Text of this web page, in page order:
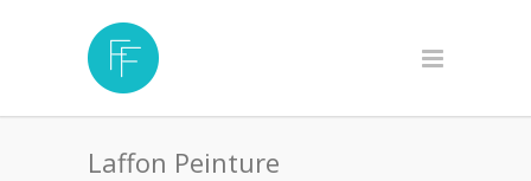
Laffon Peinture